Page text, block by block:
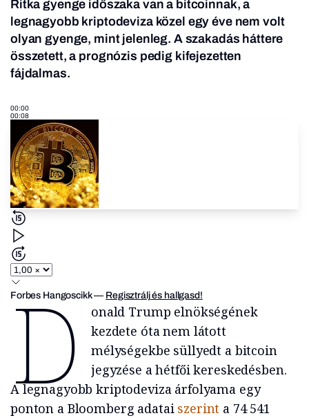
Ritka gyenge időszaka van a bitcoinnak, a
legnagyobb kriptodeviza közel egy éve nem volt
olyan gyenge, mint jelenleg. A szakadás háttere
összetett, a prognózis pedig kifejezetten
fájdalmas.
00:00
00:08
Forbes Hangoscikk— Regisztrálj és hallgasd!
D
onald Trump elnökségének
kezdete óta nem látott
mélységekbe süllyedt a bitcoin
jegyzése a hétfői kereskedésben.
A legnagyobb kriptodeviza árfolyama egy
ponton a Bloomberg adatai szerint a 74 541